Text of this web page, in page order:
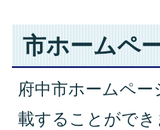
市ホームペ
府中市ホームペ
載することができ